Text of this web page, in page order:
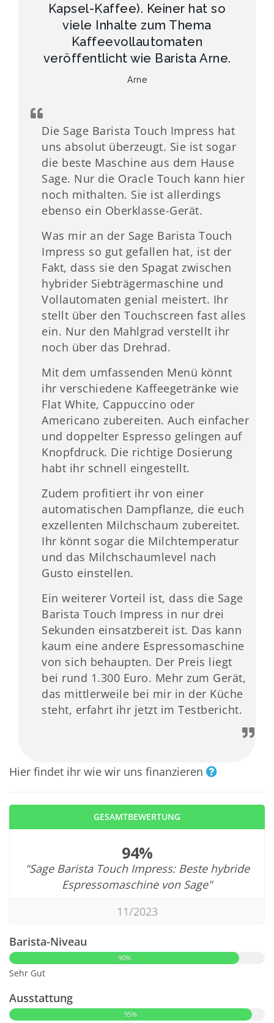
Kapsel-Kaffee). Keiner hat so
viele Inhalte zum Thema
Kaffeevollautomaten
veröffentlicht wie Barista Arne.
Arne
Die Sage Barista Touch Impress hat
uns absolut überzeugt. Sie ist sogar
die beste Maschine aus dem Hause
Sage. Nur die Oracle Touch kann hier
noch mithalten. Sie ist allerdings
ebenso ein Oberklasse-Gerät.
Was mir an der Sage Barista Touch
Impress so gut gefallen hat, ist der
Fakt, dass sie den Spagat zwischen
hybrider Siebträgermaschine und
Vollautomaten genial meistert. Ihr
stellt über den Touchscreen fast alles
ein. Nur den Mahlgrad verstellt ihr
noch über das Drehrad.
Mit dem umfassenden Menü könnt
ihr verschiedene Kaffeegetränke wie
Flat White, Cappuccino oder
Americano zubereiten. Auch einfacher
und doppelter Espresso gelingen auf
Knopfdruck. Die richtige Dosierung
habt ihr schnell eingestellt.
Zudem profitiert ihr von einer
automatischen Dampflanze, die euch
exzellenten Milchschaum zubereitet.
Ihr könnt sogar die Milchtemperatur
und das Milchschaumlevel nach
Gusto einstellen.
Ein weiterer Vorteil ist, dass die Sage
Barista Touch Impress in nur drei
Sekunden einsatzbereit ist. Das kann
kaum eine andere Espressomaschine
von sich behaupten. Der Preis liegt
bei rund 1.300 Euro. Mehr zum Gerät,
das mittlerweile bei mir in der Küche
steht, erfahrt ihr jetzt im Testbericht.
Hier findet ihr wie wir uns finanzieren
GESAMTBEWERTUNG
94%
"Sage Barista Touch Impress: Beste hybride
Espressomaschine von Sage"
11/2023
Barista-Niveau
90%
Sehr Gut
Ausstattung
95%